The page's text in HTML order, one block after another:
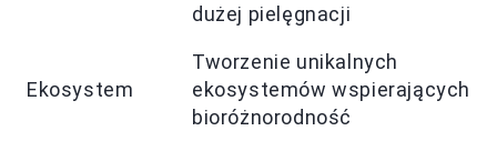
dużej pielęgnacji
Ekosystem
Tworzenie unikalnych
ekosystemów wspierających
bioróżnorodność